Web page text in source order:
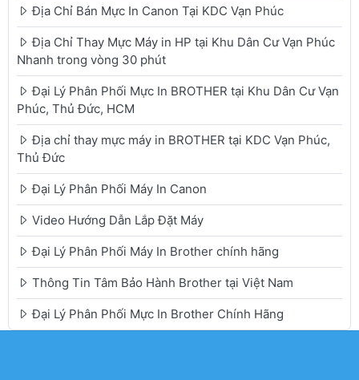
Địa Chỉ Bán Mực In Canon Tại KDC Vạn Phúc
Địa Chỉ Thay Mực Máy in HP tại Khu Dân Cư Vạn Phúc
Nhanh trong vòng 30 phút
Đại Lý Phân Phối Mực In BROTHER tại Khu Dân Cư Vạn
Phúc, Thủ Đức, HCM
Địa chỉ thay mực máy in BROTHER tại KDC Vạn Phúc,
Thủ Đức
Đại Lý Phân Phối Máy In Canon
Video Hướng Dẫn Lắp Đặt Máy
Đại Lý Phân Phối Máy In Brother chính hãng
Thông Tin Tâm Bảo Hành Brother tại Việt Nam
Đại Lý Phân Phối Mực In Brother Chính Hãng